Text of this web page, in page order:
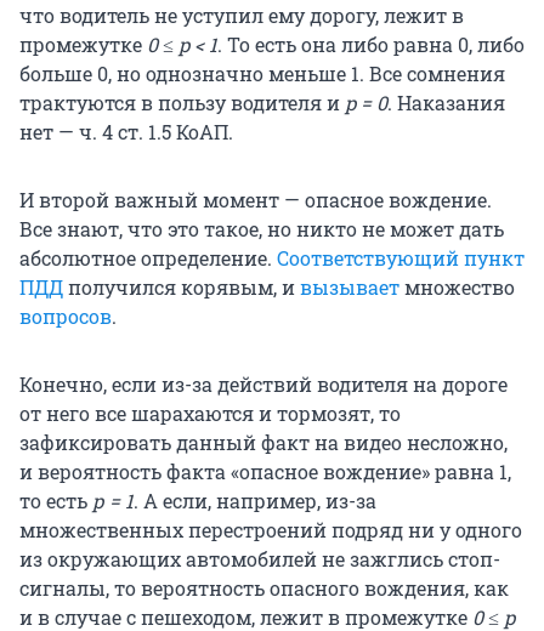
что водитель не уступил ему дорогу, лежит в
промежутке 0 ≤ p < 1. То есть она либо равна 0, либо
больше 0, но однозначно меньше 1. Все сомнения
трактуются в пользу водителя и p = 0. Наказания
нет — ч. 4 ст. 1.5 КоАП.
И второй важный момент — опасное вождение.
Все знают, что это такое, но никто не может дать
абсолютное определение. Соответствующий пункт
ПДДполучился корявым, ивызываетмножество
вопросов.
Конечно, если из-за действий водителя на дороге
от него все шарахаются и тормозят, то
зафиксировать данный факт на видео несложно,
и вероятность факта «опасное вождение» равна 1,
то есть р = 1. А если, например, из-за
множественных перестроений подряд ни у одного
из окружающих автомобилей не зажглись стоп-
сигналы, то вероятность опасного вождения, как
и в случае с пешеходом, лежит в промежутке 0 ≤ p